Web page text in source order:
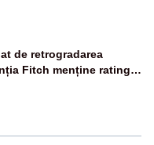
energetic promis
de retrogradarea
Fitch menține ratingul
negativă